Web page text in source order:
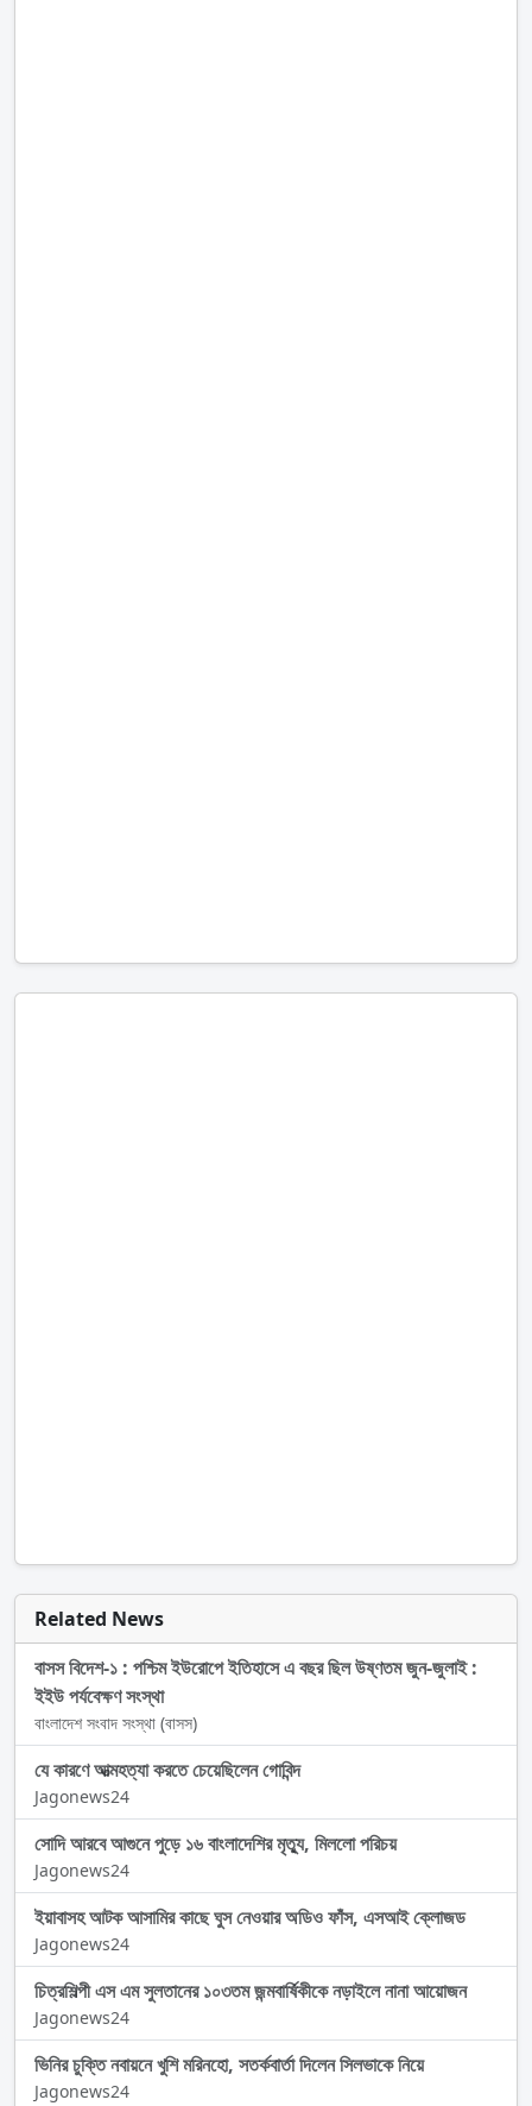
Related News
বাসস বিদেশ-১ : পশ্চিম ইউরোপে ইতিহাসে এ বছর ছিল উষ্ণতম জুন-জুলাই :
ইইউ পর্যবেক্ষণ সংস্থা
বাংলাদেশ সংবাদ সংস্থা (বাসস)
যে কারণে আত্মহত্যা করতে চেয়েছিলেন গোবিন্দ
Jagonews24
সোদি আরবে আগুনে পুড়ে ১৬ বাংলাদেশির মৃত্যু, মিললো পরিচয়
Jagonews24
ইয়াবাসহ আটক আসামির কাছে ঘুস নেওয়ার অডিও ফাঁস, এসআই ক্লোজড
Jagonews24
চিত্রশিল্পী এস এম সুলতানের ১০৩তম জন্মবার্ষিকীকে নড়াইলে নানা আয়োজন
Jagonews24
ভিনির চুক্তি নবায়নে খুশি মরিনহো, সতর্কবার্তা দিলেন সিলভাকে নিয়ে
Jagonews24